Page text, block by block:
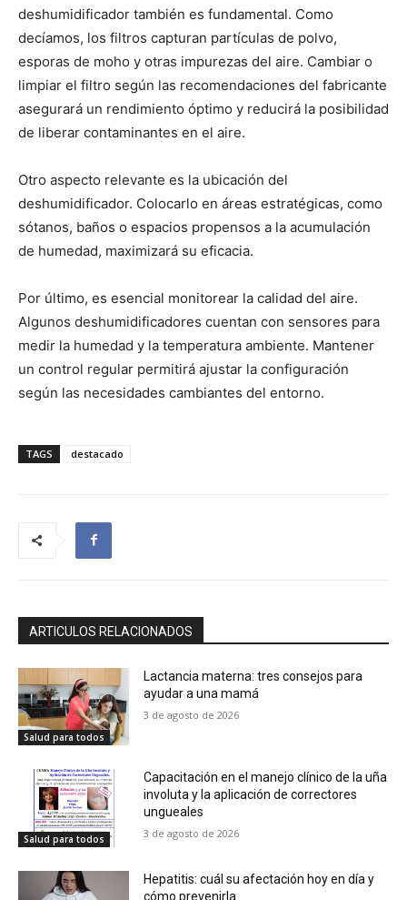
deshumidificador también es fundamental. Como
decíamos, los filtros capturan partículas de polvo,
esporas de moho y otras impurezas del aire. Cambiar o
limpiar el filtro según las recomendaciones del fabricante
asegurará un rendimiento óptimo y reducirá la posibilidad
de liberar contaminantes en el aire.
Otro aspecto relevante es la ubicación del
deshumidificador. Colocarlo en áreas estratégicas, como
sótanos, baños o espacios propensos a la acumulación
de humedad, maximizará su eficacia.
Por último, es esencial monitorear la calidad del aire.
Algunos deshumidificadores cuentan con sensores para
medir la humedad y la temperatura ambiente. Mantener
un control regular permitirá ajustar la configuración
según las necesidades cambiantes del entorno.
TAGS destacado
ARTICULOS RELACIONADOS
Salud para todos
Lactancia materna: tres consejos para
ayudar a una mamá
3 de agosto de 2026
Salud para todos
Capacitación en el manejo clínico de la uña
involuta y la aplicación de correctores
ungueales
3 de agosto de 2026
Hepatitis: cuál su afectación hoy en día y
cómo prevenirla